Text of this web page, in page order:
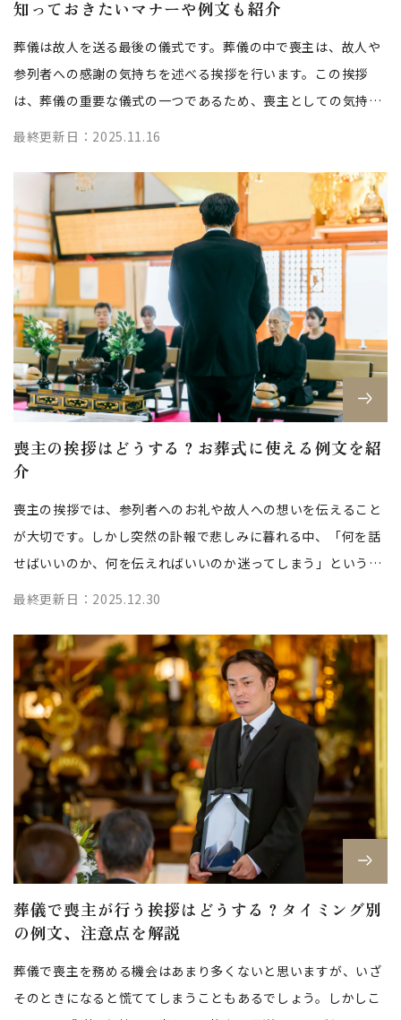
知っておきたいマナーや例文も紹介
葬儀は故人を送る最後の儀式です。葬儀の中で喪主は、故人や
参列者への感謝の気持ちを述べる挨拶を行います。この挨拶
は、葬儀の重要な儀式の一つであるため、喪主としての気持ち
や故人への思いをしっかりと伝えるこ...
最終更新日：2025.11.16
喪主の挨拶はどうする？お葬式に使える例文を紹
介
喪主の挨拶では、参列者へのお礼や故人への想いを伝えること
が大切です。しかし突然の訃報で悲しみに暮れる中、「何を話
せばいいのか、何を伝えればいいのか迷ってしまう」という方
も多いのではないでしょうか。 本...
最終更新日：2025.12.30
葬儀で喪主が行う挨拶はどうする？タイミング別
の例文、注意点を解説
葬儀で喪主を務める機会はあまり多くないと思いますが、いざ
そのときになると慌ててしまうこともあるでしょう。しかしこ